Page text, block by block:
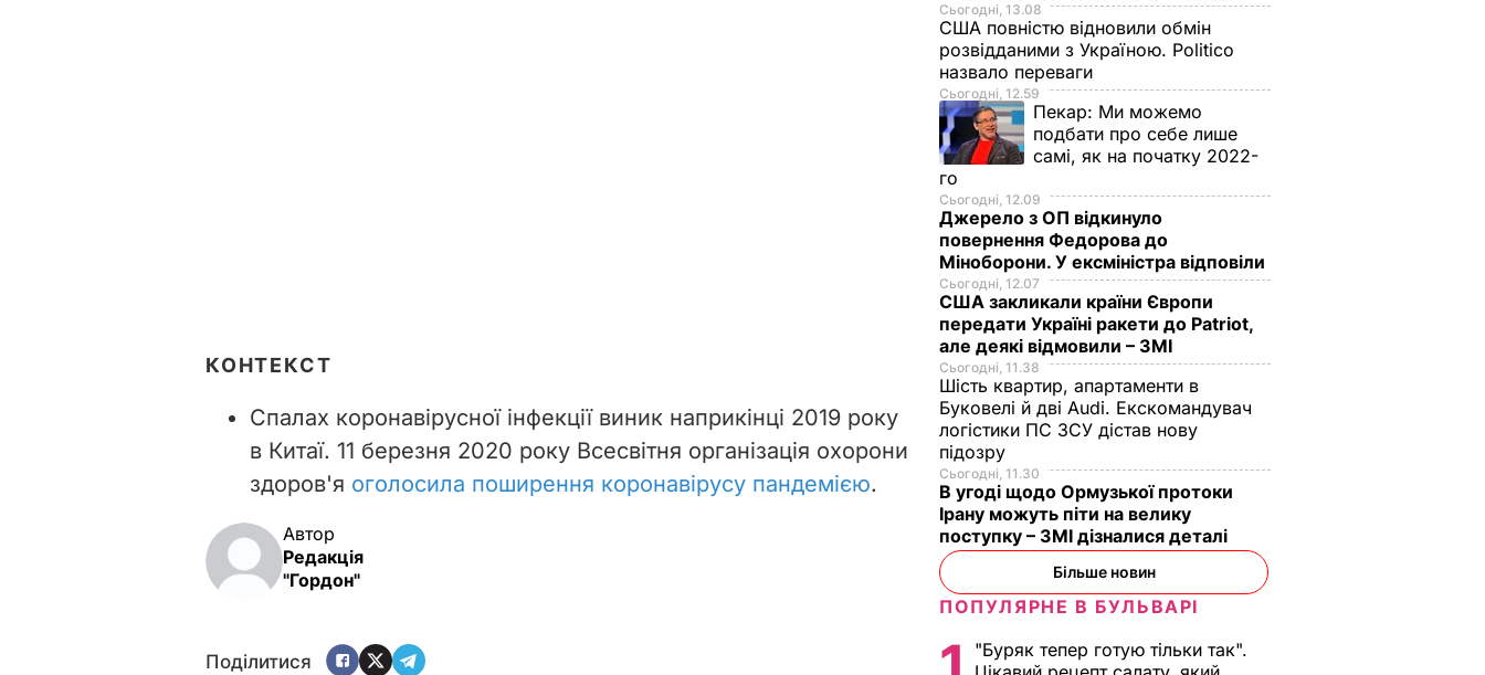
КОНТЕКСТ
Спалах коронавірусної інфекції виник наприкінці 2019 року
в Китаї. 11 березня 2020 року Всесвітня організація охорони
здоров'я оголосила поширення коронавірусу пандемією.
Автор
Редакція
"Гордон"
Поділитися
Сьогодні, 13.08
США повністю відновили обмін
розвідданими з Україною. Politico
назвало переваги
Сьогодні, 12.59
Пекар: Ми можемо
подбати про себе лише
самі, як на початку 2022-
го
Сьогодні, 12.09
Джерело з ОП відкинуло
повернення Федорова до
Міноборони. У ексміністра відповіли
Сьогодні, 12.07
США закликали країни Європи
передати Україні ракети до Patriot,
але деякі відмовили – ЗМІ
Сьогодні, 11.38
Шість квартир, апартаменти в
Буковелі й дві Audi. Екскомандувач
логістики ПС ЗСУ дістав нову
підозру
Сьогодні, 11.30
В угоді щодо Ормузької протоки
Ірану можуть піти на велику
поступку – ЗМІ дізналися деталі
Більше новин
ПОПУЛЯРНЕ В БУЛЬВАРІ
"Буряк тепер готую тільки так".